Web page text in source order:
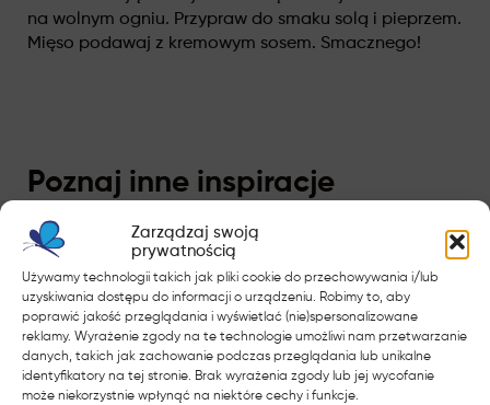
Zarządzaj swoją
prywatnością
Używamy technologii takich jak pliki cookie do przechowywania i/lub
uzyskiwania dostępu do informacji o urządzeniu. Robimy to, aby
poprawić jakość przeglądania i wyświetlać (nie)spersonalizowane
reklamy. Wyrażenie zgody na te technologie umożliwi nam przetwarzanie
danych, takich jak zachowanie podczas przeglądania lub unikalne
identyfikatory na tej stronie. Brak wyrażenia zgody lub jej wycofanie
może niekorzystnie wpłynąć na niektóre cechy i funkcje.
na wolnym ogniu. Przypraw do smaku solą i pieprzem.
Mięso podawaj z kremowym sosem. Smacznego!
Poznaj inne inspiracje